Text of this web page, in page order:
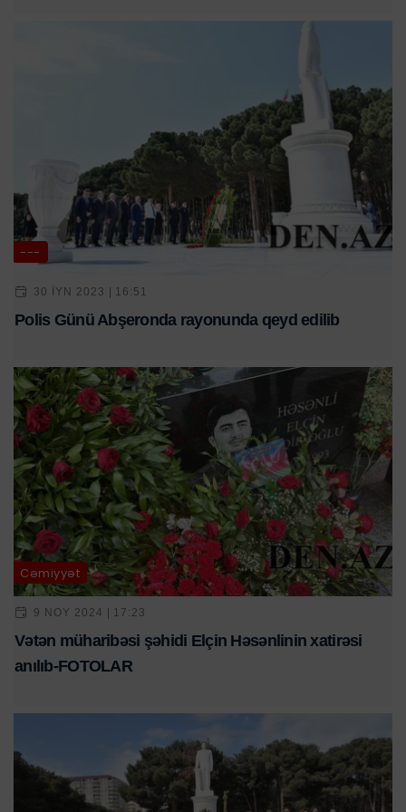
---
30 IYN 2023 | 16:51
Polis Günü Abşeronda rayonunda qeyd edilib
Cəmiyyət
9 NOY 2024 | 17:23
Vətən müharibəsi şəhidi Elçin Həsənlinin xatirəsi
anılıb-FOTOLAR